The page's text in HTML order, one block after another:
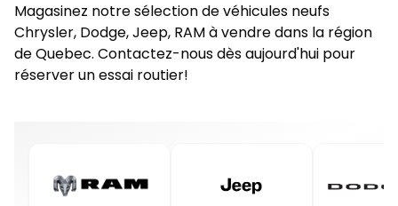
Magasinez notre sélection de véhicules neufs
Chrysler, Dodge, Jeep, RAM à vendre dans la région
de Quebec. Contactez-nous dès aujourd'hui pour
réserver un essai routier!